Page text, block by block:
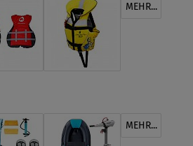
MEHR...
MEHR...